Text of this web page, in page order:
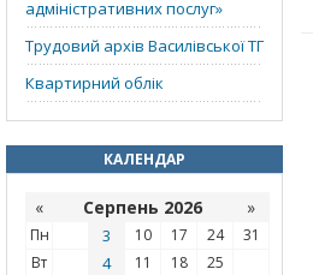
адміністративних послуг»
Трудовий архів Василівської ТГ
Квартирний облік
КАЛЕНДАР
« Серпень 2026 »
Пн 3 10 17 24
31
Вт
4 11 18
25